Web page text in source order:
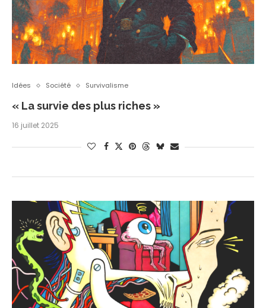
Idées Société Survivalisme
« La survie des plus riches »
16 juillet 2025